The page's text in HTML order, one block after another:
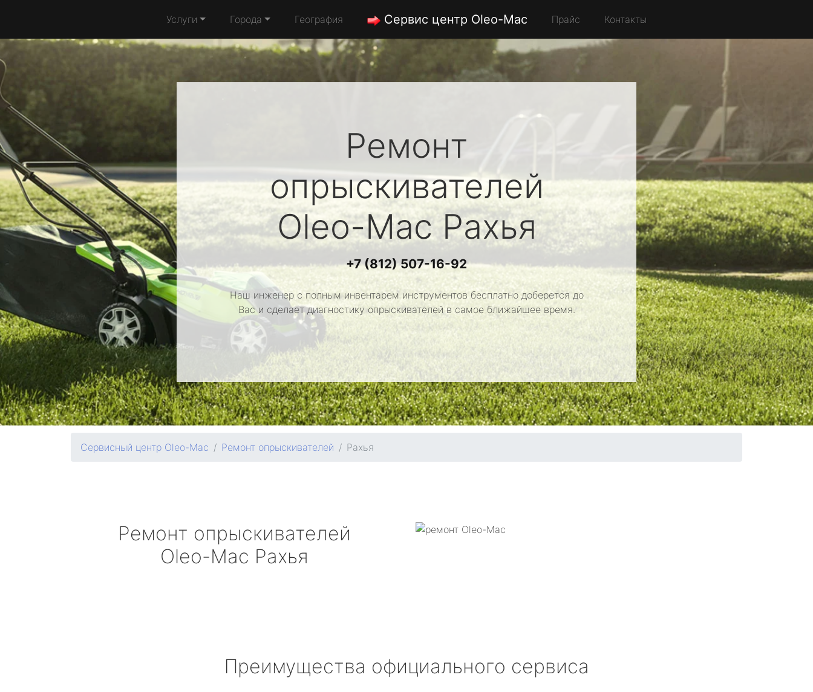
Услуги Города География Сервис центр Oleo-Mac Прайс Контакты
Ремонт
опрыскивателей
Oleo-MacРахья
+7 (812) 507-16-92
Наш инженер с полным инвентарем инструментов бесплатно доберется до
Вас и сделает диагностику опрыскивателей в самое ближайшее время.
Сервисный центр Oleo-Mac Ремонт опрыскивателей Рахья
Ремонт опрыскивателей
Oleo-Mac Рахья
Преимущества официального сервиса